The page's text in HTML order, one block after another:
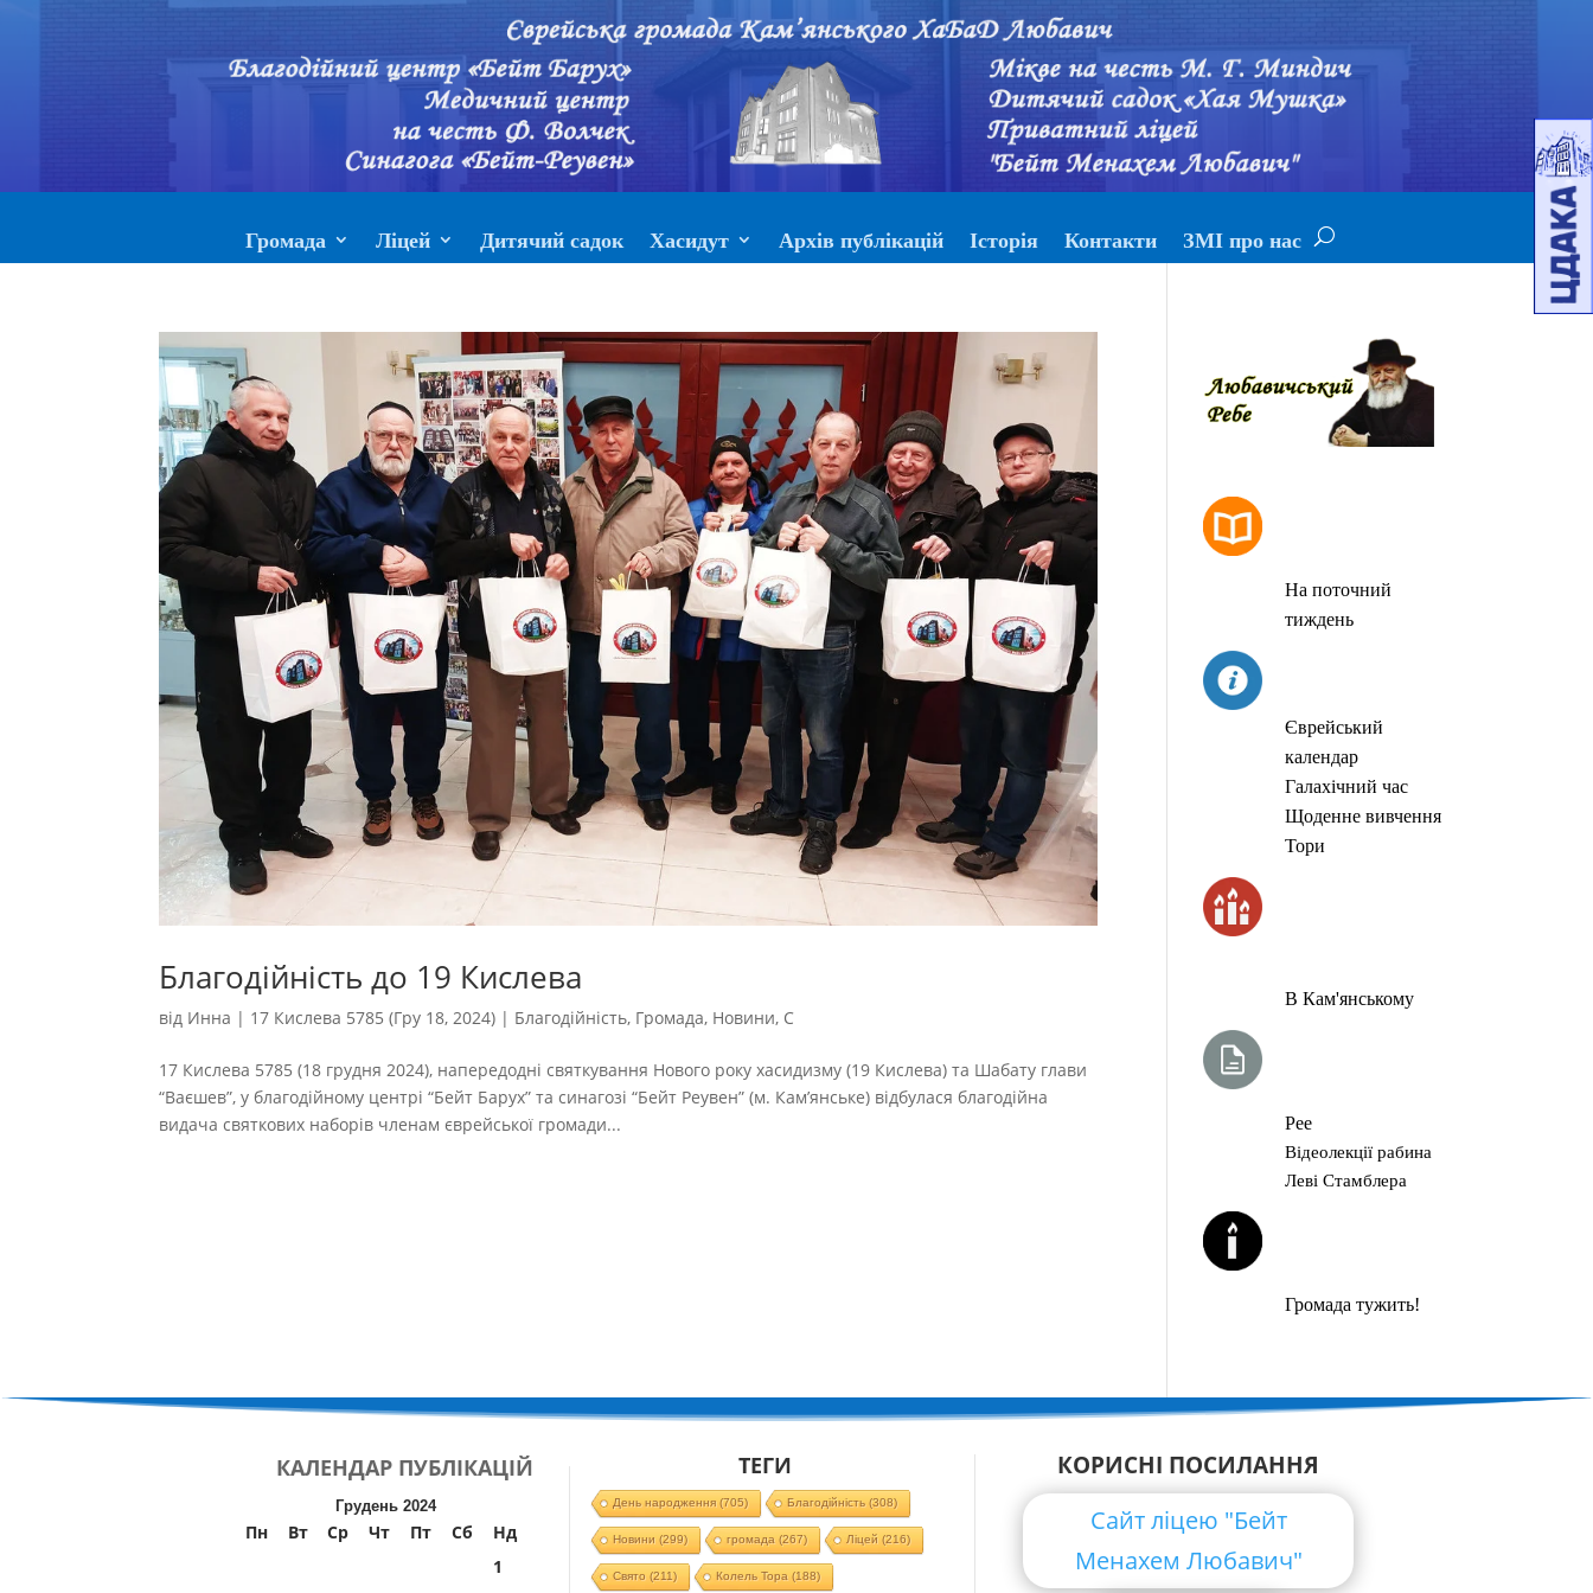
Громада Ліцей Дитячий садок Хасидут Архів публікацій Історія Контакти ЗМІ про нас
Благодійність до 19 Кислева
від Инна | 17 Кислева 5785 (Гру 18, 2024) | Благодійність, Громада, Новини, С
17 Кислева 5785 (18 грудня 2024), напередодні святкування Нового року хасидизму (19 Кислева) та Шабату глави
“Ваєшев”, у благодійному центрі “Бейт Барух” та синагозі “Бейт Реувен” (м. Кам’янське) відбулася благодійна
видача святкових наборів членам єврейської громади...
На поточний
тиждень
Єврейський
календар
Галахічний час
Щоденне вивчення
Тори
В Кам'янському
Рее
Відеолекції рабина
Леві Стамблера
Громада тужить!
КАЛЕНДАР ПУБЛІКАЦІЙ
Грудень 2024
Пн Вт Ср Чт Пт Сб
Нд
1
ТЕГИ
День народження(705) Благодійність (308)
Новини (299) громада (267) Ліцей (216)
Свято (211) Колель Тора (188)
КОРИСНІ ПОСИЛАННЯ
Сайт ліцею "Бейт
Менахем Любавич"